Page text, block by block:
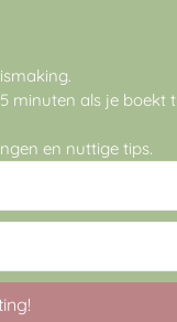
minuten als je boekt
en nuttige tips.